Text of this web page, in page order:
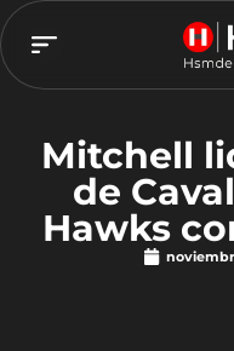
Mitchell
de
Hawks